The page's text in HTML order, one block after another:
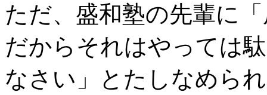
ただ、盛和塾の先輩に
だからそれはやっては
なさい」とたしなめら